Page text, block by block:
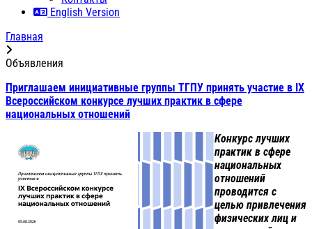
English Version
Главная
Объявления
Приглашаем инициативные группы ТГПУ принять участие в IX
Всероссийском конкурсе лучших практик в сфере
национальных отношений
Конкурс лучших
практик в сфере
национальных
отношений
проводится с
целью привлечения
физических лиц и